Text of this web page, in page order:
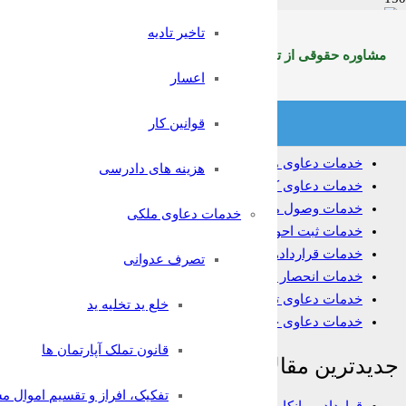
مشاوره حقوقی از تلفن ثابت سراسرکشوربا شماره:9099071369
تاخیر تادیه
اعسار
قوانین کار
هزینه های دادرسی
خدمات دعاوی ملکی
تصرف عدوانی
خلع ید تخلیه ید
قانون تملک آپارتمان ها
تفکیک، افراز و تقسیم اموال
مشاوره حقوقی غرب
خدمات دعاوی ملکی
خدمات دعاوی کیفری
خدمات وصول مطالبات
خدمات ثبت احوال
خدمات قراردادها
خدمات انحصار وراثت
خدمات دعاوی تجاری
خدمات دعاوی خانواده
جدیدترین مقالات